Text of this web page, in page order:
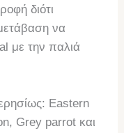
διότι
να
με την παλιά
Eastern
Grey parrot και